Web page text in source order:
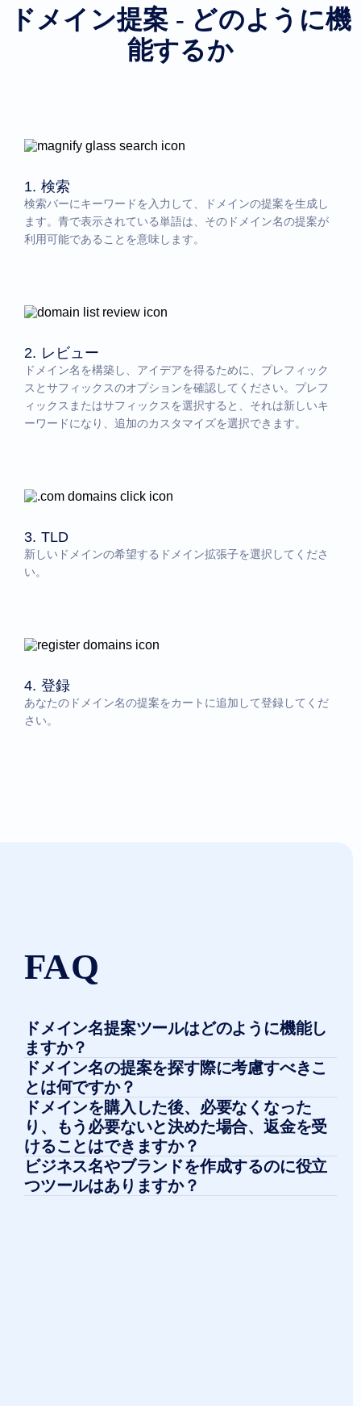
ドメイン提案 - どのように機
能するか
1. 検索
検索バーにキーワードを入力して、ドメインの提案を生成し
ます。青で表示されている単語は、そのドメイン名の提案が
利用可能であることを意味します。
2. レビュー
ドメイン名を構築し、アイデアを得るために、プレフィック
スとサフィックスのオプションを確認してください。プレフ
ィックスまたはサフィックスを選択すると、それは新しいキ
ーワードになり、追加のカスタマイズを選択できます。
3. TLD
新しいドメインの希望するドメイン拡張子を選択してくださ
い。
4. 登録
あなたのドメイン名の提案をカートに追加して登録してくだ
さい。
FAQ
ドメイン名提案ツールはどのように機能し
ますか？
ドメイン名の提案を探す際に考慮すべきこ
とは何ですか？
ドメインを購入した後、必要なくなった
り、もう必要ないと決めた場合、返金を受
けることはできますか？
ビジネス名やブランドを作成するのに役立
つツールはありますか？